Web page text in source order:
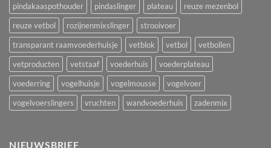
pindakaaspothouder
pindaslinger plateau
reuze mezenbol
reuze vetbol
rozijnenmixslinger
strooivoer
transparant raamvoederhuisje
vetblok vetbol
vetbollen
vetproducten
vetstaaf voederhuis
voederplateau
voederring
vogelhuisje vogelmousse
vogelvoer
vogelvoerslingers
vruchten wandvoederhuis zadenmix
NIEUWSBRIEF